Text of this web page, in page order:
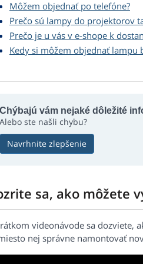
Môžem objednať po telefóne?
Prečo sú lampy do projektorov
Prečo je u vás v e-shope k
Kedy si môžem objednať lampu
Chýbajú vám nejaké dôležité
Alebo ste našli chybu?
Navrhnite zlepšenie
sa, ako môžete
videonávode sa dozviete,
nej správne namontovať